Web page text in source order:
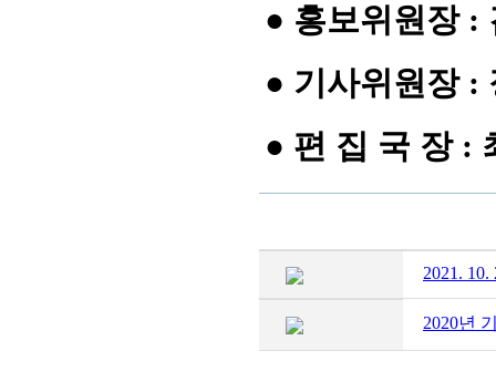
● 홍보위원장 :
● 기사위원장 :
● 편 집 국 장 :
2021.
2020년